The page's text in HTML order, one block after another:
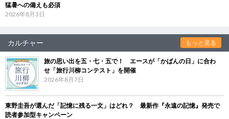
猛暑への備えも必須
2026年8月3日
カルチャー もっと見る
旅の思い出を五・七・五で！ エースが「かばんの日」に合わ
せ「旅行川柳コンテスト」を開催
2026年8月7日
東野圭吾が選んだ「記憶に残る一文」はどれ？ 最新作『永遠の記憶』発売で
読者参加型キャンペーン